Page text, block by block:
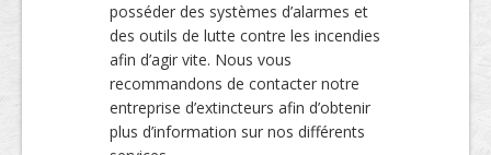
posséder des systèmes d’alarmes et
des outils de lutte contre les incendies
afin d’agir vite. Nous vous
recommandons de contacter notre
entreprise d’extincteurs afin d’obtenir
plus d’information sur nos différents